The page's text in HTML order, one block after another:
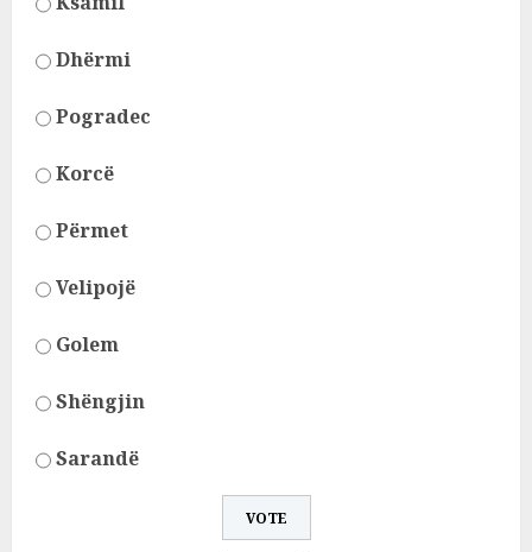
Dhërmi
Pogradec
Korcë
Përmet
Velipojë
Golem
Shëngjin
Sarandë